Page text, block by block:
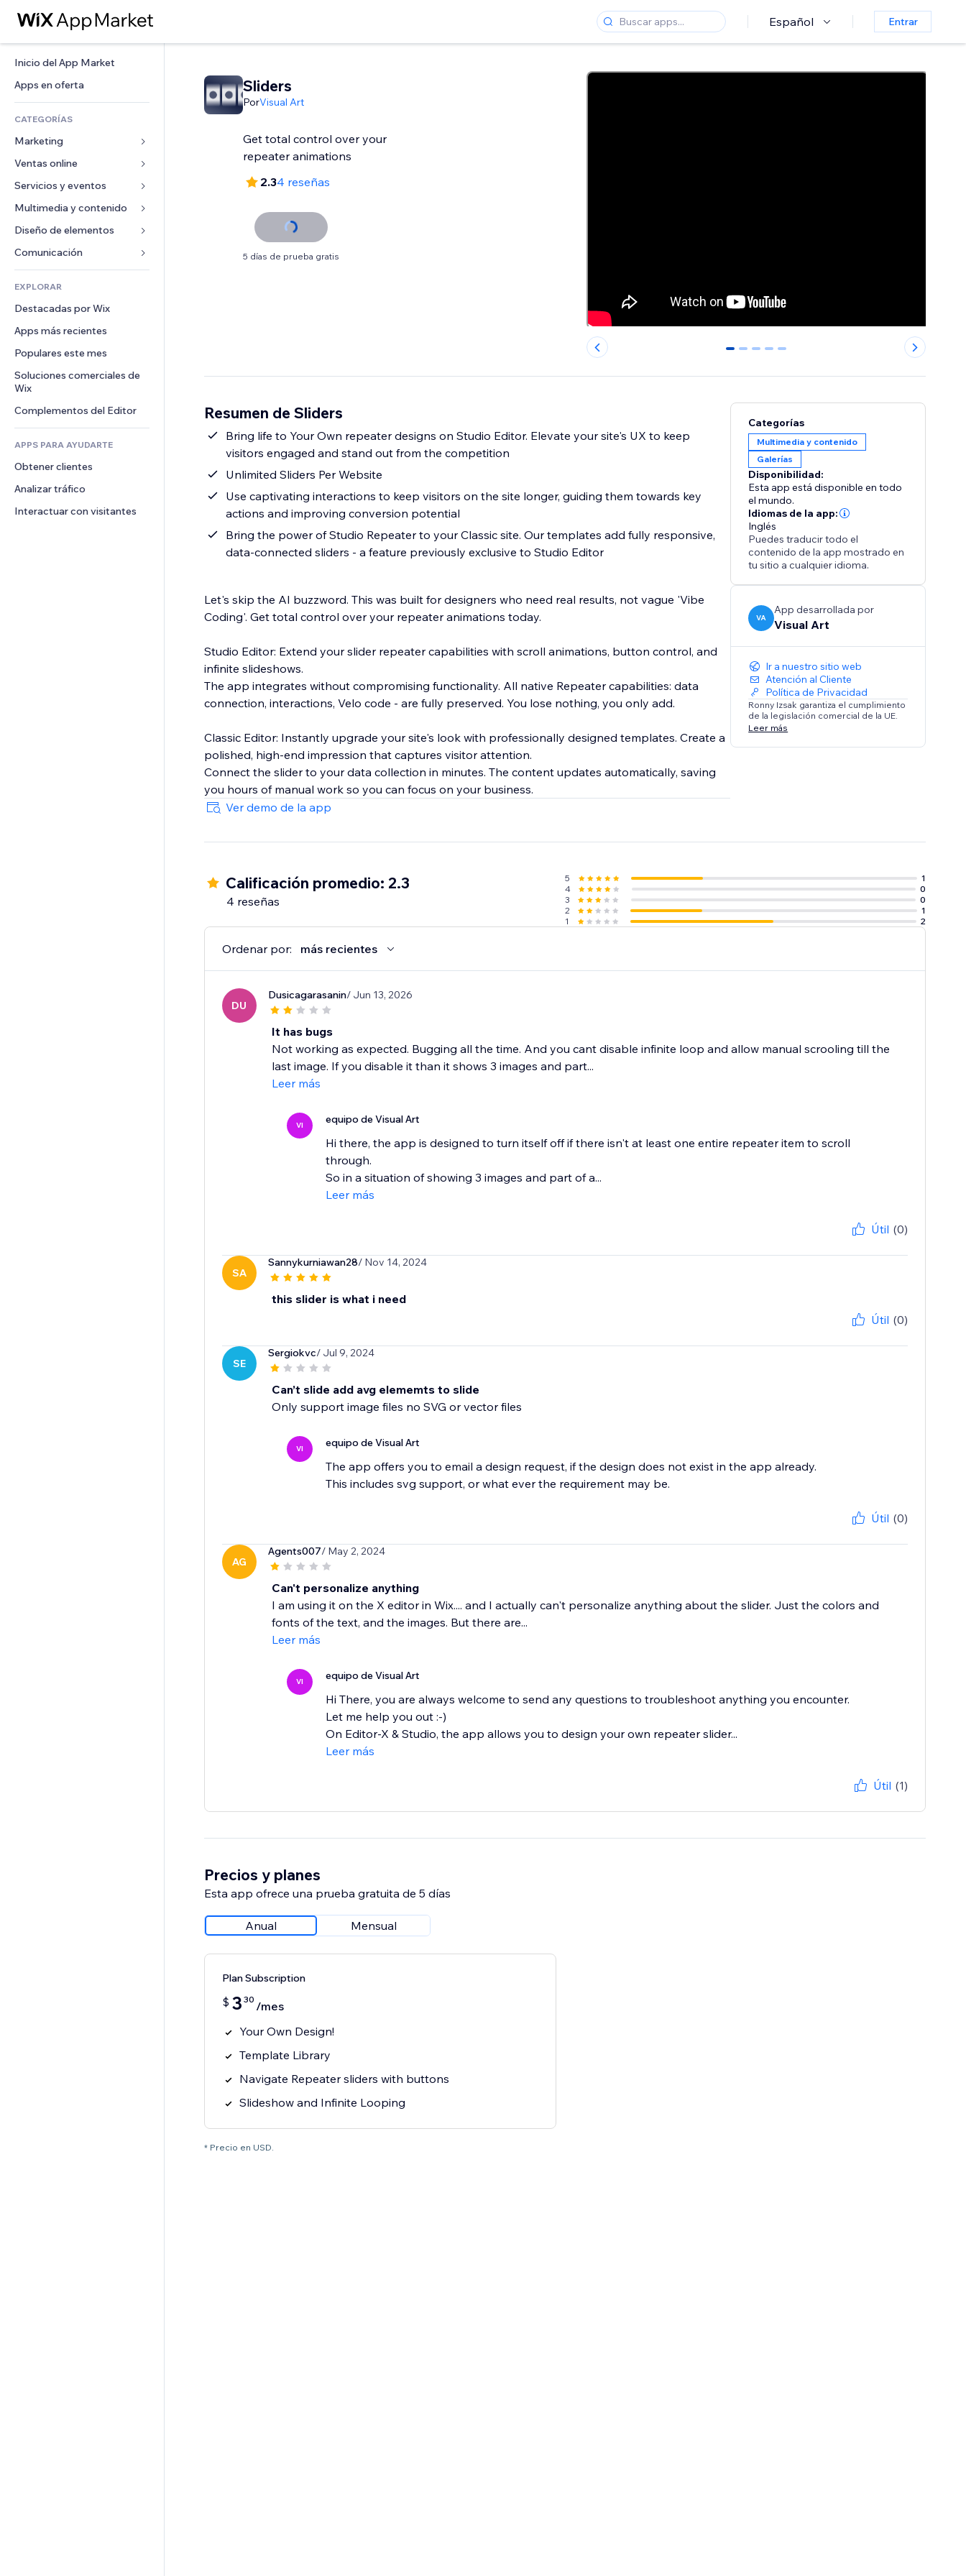
Español Entrar
Inicio del App Market
Apps en oferta
CATEGORÍAS
Marketing
Anuncios
Móvil
Analíticas
Anuncios del sitio
Email
Ventas online
Apps para tiendas
Envíos y entregas
Botones de venta
Contabilidad
Cupones y fidelización
Almacenamiento de mercancía
Crowdfunding
Alimentos y bebidas
Servicios y eventos
Hoteles
Eventos
Restaurantes
Inmobiliarias
Reservas
Multimedia y contenido
Galerías
Música
Pódcast
Fotografía
Video
PDF
Compartir archivos
Noticias
Servicios de contenido
Efectos de texto
Diseño de elementos
Mapas y navegación
Privacidad y seguridad
Reloj
Plantillas para páginas
Efectos de imágenes
Botones y menús
Banners e insignias
Calculadoras
Buscar
Formularios
Encuestas
Chat
Comentarios
Teléfono
Comunidad
Reseñas y testimonios
EXPLORAR
Destacadas por Wix
Apps más recientes
Populares este mes
Soluciones comerciales de
Wix
Complementos del Editor
APPS PARA AYUDARTE
Obtener clientes
Analizar tráfico
Interactuar con visitantes
Sliders
PorVisual Art
Get total control over your
repeater animations
2.34 reseñas
5 días de prueba gratis
0 1 2 3 4
Resumen de Sliders
Bring life to Your Own repeater designs on Studio Editor. Elevate your site's UX to keep
visitors engaged and stand out from the competition
Unlimited Sliders Per Website
Use captivating interactions to keep visitors on the site longer, guiding them towards key
actions and improving conversion potential
Bring the power of Studio Repeater to your Classic site. Our templates add fully responsive,
data-connected sliders - a feature previously exclusive to Studio Editor
Let's skip the AI buzzword. This was built for designers who need real results, not vague 'Vibe
Coding'. Get total control over your repeater animations today.
Studio Editor: Extend your slider repeater capabilities with scroll animations, button control, and
infinite slideshows.
The app integrates without compromising functionality. All native Repeater capabilities: data
connection, interactions, Velo code - are fully preserved. You lose nothing, you only add.
Classic Editor: Instantly upgrade your site's look with professionally designed templates. Create a
polished, high-end impression that captures visitor attention.
Connect the slider to your data collection in minutes. The content updates automatically, saving
you hours of manual work so you can focus on your business.
Ver demo de la app
Categorías
Multimedia y contenido
Galerías
Disponibilidad:
Esta app está disponible en todo
el mundo.
Idiomas de la app:
Inglés
Puedes traducir todo el
contenido de la app mostrado en
tu sitio a cualquier idioma.
VA
App desarrollada por
Visual Art
Ir a nuestro sitio web
Atención al Cliente
Política de Privacidad
Ronny Izsak garantiza el cumplimiento
de la legislación comercial de la UE.
Leer más
Calificación promedio: 2.3
4 reseñas
5
1
4
0
3
0
2
1
1
2
Ordenar por: más recientes
DU
Dusicagarasanin/ Jun 13, 2026
It has bugs
Not working as expected. Bugging all the time. And you cant disable infinite loop and allow manual scrooling till the
last image. If you disable it than it shows 3 images and part...
Leer más
VI equipo de Visual Art
Hi there, the app is designed to turn itself off if there isn't at least one entire repeater item to scroll
through.
So in a situation of showing 3 images and part of a...
Leer más
Útil (0)
SA
Sannykurniawan28/ Nov 14, 2024
this slider is what i need
Útil (0)
SE
Sergiokvc/ Jul 9, 2024
Can’t slide add avg elememts to slide
Only support image files no SVG or vector files
VI equipo de Visual Art
The app offers you to email a design request, if the design does not exist in the app already.
This includes svg support, or what ever the requirement may be.
Útil (0)
AG
Agents007/ May 2, 2024
Can't personalize anything
I am using it on the X editor in Wix.... and I actually can't personalize anything about the slider. Just the colors and
fonts of the text, and the images. But there are...
Leer más
VI equipo de Visual Art
Hi There, you are always welcome to send any questions to troubleshoot anything you encounter.
Let me help you out :-)
On Editor-X & Studio, the app allows you to design your own repeater slider...
Leer más
Útil (1)
Precios y planes
Esta app ofrece una prueba gratuita de 5 días
Anual Mensual
Plan Subscription
$ 3 30 /mes
Your Own Design!
Template Library
Navigate Repeater sliders with buttons
Slideshow and Infinite Looping
* Precio en USD.